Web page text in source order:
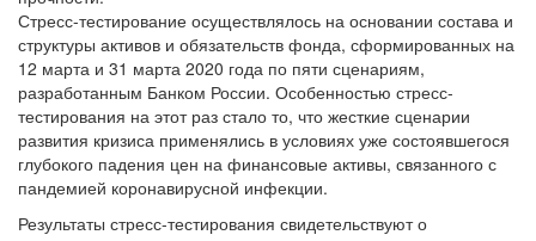
Стресс-тестирование осуществлялось на основании состава и
структуры активов и обязательств фонда, сформированных на
12 марта и 31 марта 2020 года по пяти сценариям,
разработанным Банком России. Особенностью стресс-
тестирования на этот раз стало то, что жесткие сценарии
развития кризиса применялись в условиях уже состоявшегося
глубокого падения цен на финансовые активы, связанного с
пандемией коронавирусной инфекции.
Результаты стресс-тестирования свидетельствуют о